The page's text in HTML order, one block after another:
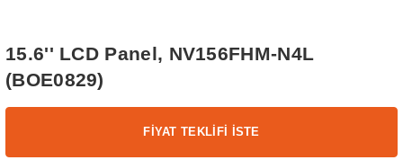
15.6'' LCD Panel, NV156FHM-N4L
(BOE0829)
FİYAT TEKLİFİ İSTE